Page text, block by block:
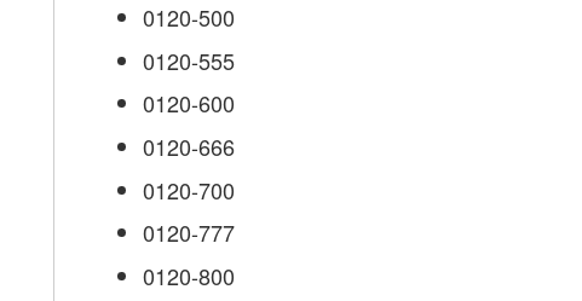
0120-500
0120-555
0120-600
0120-666
0120-700
0120-777
0120-800